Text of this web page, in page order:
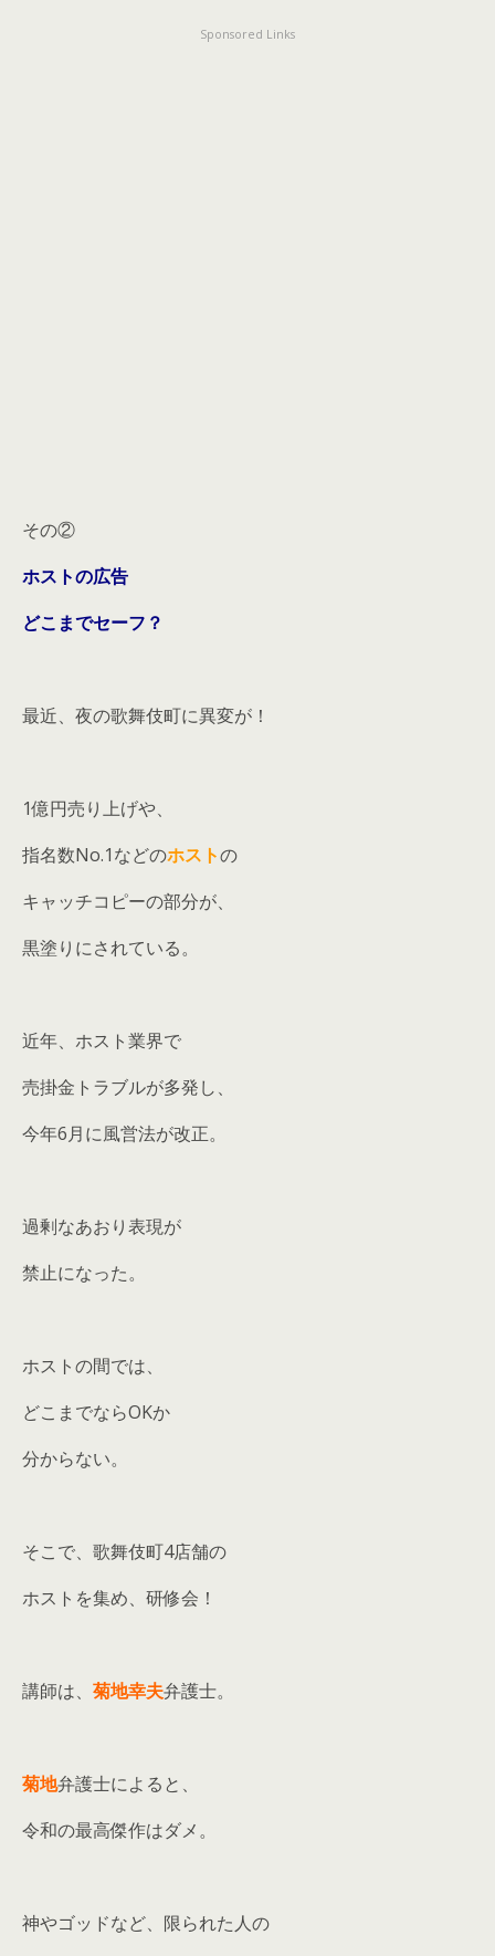
Sponsored Links
その②
ホストの広告
どこまでセーフ？
最近、夜の歌舞伎町に異変が！
1億円売り上げや、
指名数No.1などのホストの
キャッチコピーの部分が、
黒塗りにされている。
近年、ホスト業界で
売掛金トラブルが多発し、
今年6月に風営法が改正。
過剰なあおり表現が
禁止になった。
ホストの間では、
どこまでならOKか
分からない。
そこで、歌舞伎町4店舗の
ホストを集め、研修会！
講師は、 菊地幸夫弁護士。
菊地弁護士によると、
令和の最高傑作はダメ。
神やゴッドなど、限られた人の